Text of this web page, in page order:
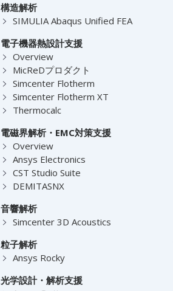
構造解析
SIMULIA Abaqus Unified FEA
電子機器熱設計支援
Overview
MicReDプロダクト
Simcenter Flotherm
Simcenter Flotherm XT
Thermocalc
電磁界解析・EMC対策支援
Overview
Ansys Electronics
CST Studio Suite
DEMITASNX
音響解析
Simcenter 3D Acoustics
粒子解析
Ansys Rocky
光学設計・解析支援